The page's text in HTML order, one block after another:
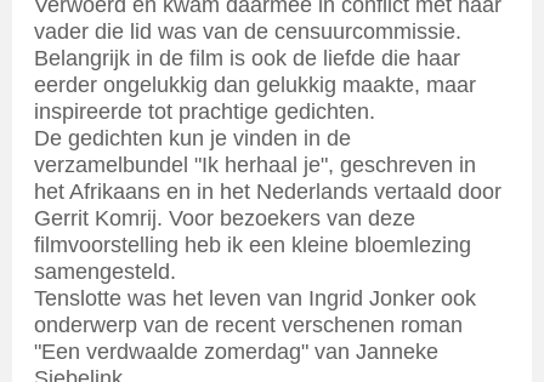
Verwoerd en kwam daarmee in conflict met haar
vader die lid was van de censuurcommissie.
Belangrijk in de film is ook de liefde die haar
eerder ongelukkig dan gelukkig maakte, maar
inspireerde tot prachtige gedichten.
De gedichten kun je vinden in de
verzamelbundel "Ik herhaal je", geschreven in
het Afrikaans en in het Nederlands vertaald door
Gerrit Komrij. Voor bezoekers van deze
filmvoorstelling heb ik een kleine bloemlezing
samengesteld.
Tenslotte was het leven van Ingrid Jonker ook
onderwerp van de recent verschenen roman
"Een verdwaalde zomerdag" van Janneke